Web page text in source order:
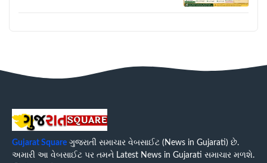
Gujarat Square ગુજરાતી સમાચાર વેબસાઈટ (News in Gujarati) છે.
અમારી આ વેબસાઈટ પર તમને Latest News in Gujarati સમાચાર મળશે.